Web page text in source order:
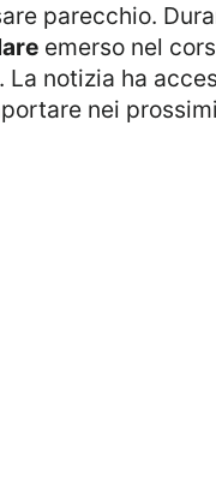
parecchio.
emerso nel
notizia ha
nei